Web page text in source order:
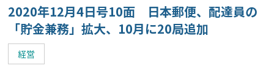
2020年12月4日号10面 日本郵便、配達員の
「貯金兼務」拡大、10月に20局追加
経営